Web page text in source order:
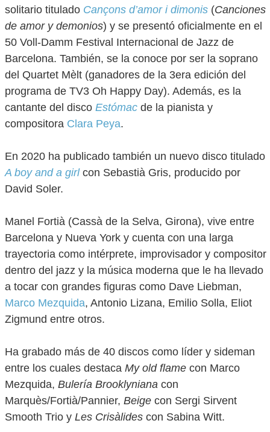
solitario titulado Cançons d’amor i dimonis (Canciones
de amor y demonios) y se presentó oficialmente en el
50 Voll-Damm Festival Internacional de Jazz de
Barcelona. También, se la conoce por ser la soprano
del Quartet Mèlt (ganadores de la 3era edición del
programa de TV3 Oh Happy Day). Además, es la
cantante del disco Estómac de la pianista y
compositora Clara Peya.
En 2020 ha publicado también un nuevo disco titulado
A boy and a girlcon Sebastià Gris, producido por
David Soler.
Manel Fortià (Cassà de la Selva, Girona), vive entre
Barcelona y Nueva York y cuenta con una larga
trayectoria como intérprete, improvisador y compositor
dentro del jazz y la música moderna que le ha llevado
a tocar con grandes figuras como Dave Liebman,
Marco Mezquida, Antonio Lizana, Emilio Solla, Eliot
Zigmund entre otros.
Ha grabado más de 40 discos como líder y sideman
entre los cuales destaca My old flame con Marco
Mezquida, Bulería Brooklyniana con
Marquès/Fortià/Pannier, Beige con Sergi Sirvent
Smooth Trio y Les Crisàlides con Sabina Witt.